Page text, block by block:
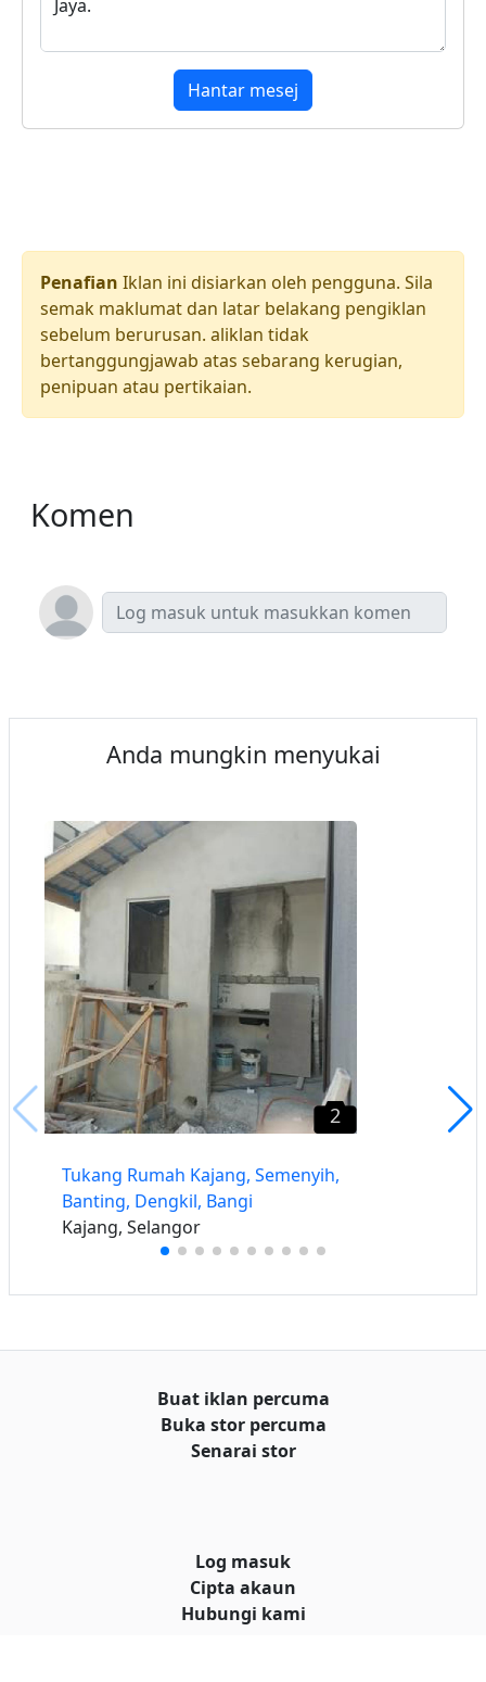
Hantar mesej
Penafian Iklan ini disiarkan oleh pengguna. Sila
semak maklumat dan latar belakang pengiklan
sebelum berurusan. aliklan tidak
bertanggungjawab atas sebarang kerugian,
penipuan atau pertikaian.
Komen
Anda mungkin menyukai
2
Tukang Rumah Kajang, Semenyih,
Banting, Dengkil, Bangi
Kajang, Selangor
Buat iklan percuma
Buka stor percuma
Senarai stor
Log masuk
Cipta akaun
Hubungi kami